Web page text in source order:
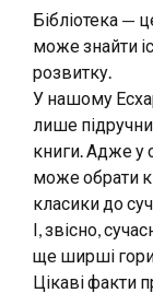
Бібліотека —
може знайти
розвитку.
У нашому
лише
книги. Адже у
може обрати
класики до
І, звісно,
ще ширші
Цікаві факти